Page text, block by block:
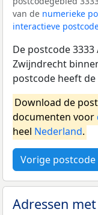
van de numerieke
interactieve
De postcode
Zwijndrecht
postcode heeft
Download de
documenten voor
heel Nederland.
Vorige postcode
Adressen